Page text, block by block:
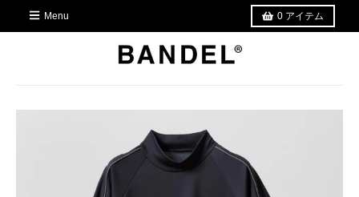
Menu 0 アイテム